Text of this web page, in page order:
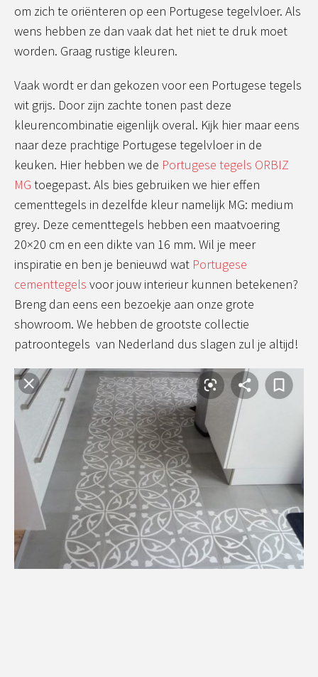
om zich te oriënteren op een Portugese tegelvloer. Als
wens hebben ze dan vaak dat het niet te druk moet
worden. Graag rustige kleuren.
Vaak wordt er dan gekozen voor een Portugese tegels
wit grijs. Door zijn zachte tonen past deze
kleurencombinatie eigenlijk overal. Kijk hier maar eens
naar deze prachtige Portugese tegelvloer in de
keuken. Hier hebben we de Portugese tegels ORBIZ
MG toegepast. Als bies gebruiken we hier effen
cementtegels in dezelfde kleur namelijk MG: medium
grey. Deze cementtegels hebben een maatvoering
20×20 cm en een dikte van 16 mm. Wil je meer
inspiratie en ben je benieuwd wat Portugese
cementtegels voor jouw interieur kunnen betekenen?
Breng dan eens een bezoekje aan onze grote
showroom. We hebben de grootste collectie
patroontegels van Nederland dus slagen zul je altijd!